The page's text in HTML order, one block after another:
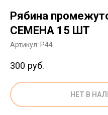
Рябина
СЕМЕНА 15 ШТ
Артикул: P44
300 руб.
НЕТ В